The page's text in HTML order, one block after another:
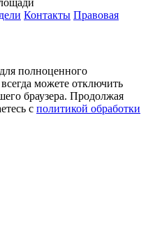
Контакты Правовая
полноценного
можете отключить
браузера. Продолжая
с политикой обработки